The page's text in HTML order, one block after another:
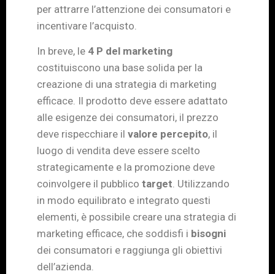
per attrarre l’attenzione dei consumatori e
incentivare l’acquisto.
In breve, le 4 P del marketing
costituiscono una base solida per la
creazione di una strategia di marketing
efficace. Il prodotto deve essere adattato
alle esigenze dei consumatori, il prezzo
deve rispecchiare il valore percepito, il
luogo di vendita deve essere scelto
strategicamente e la promozione deve
coinvolgere il pubblico target. Utilizzando
in modo equilibrato e integrato questi
elementi, è possibile creare una strategia di
marketing efficace, che soddisfi i bisogni
dei consumatori e raggiunga gli obiettivi
dell’azienda.